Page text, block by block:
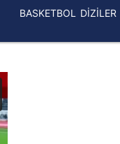
BASKETBOL DİZİLER